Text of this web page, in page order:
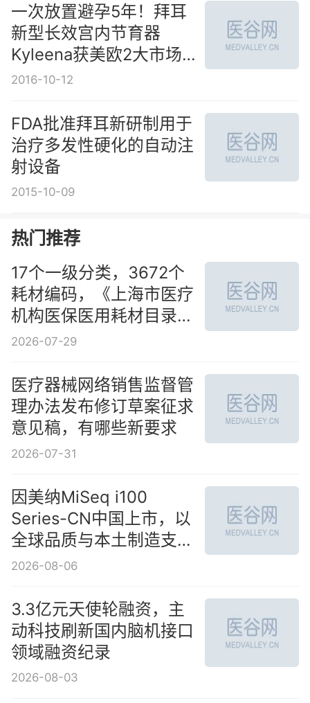
一次放置避孕5年！拜耳
新型长效宫内节育器
Kyleena获美欧2大市场批
准
2016-10-12
FDA批准拜耳新研制用于
治疗多发性硬化的自动注
射设备
2015-10-09
热门推荐
17个一级分类，3672个
耗材编码，《上海市医疗
机构医保医用耗材目录》
公示
2026-07-29
医疗器械网络销售监督管
理办法发布修订草案征求
意见稿，有哪些新要求
2026-07-31
因美纳MiSeq i100
Series-CN中国上市，以
全球品质与本土制造支持
中国客户测序能力建设
2026-08-06
3.3亿元天使轮融资，主
动科技刷新国内脑机接口
领域融资纪录
2026-08-03